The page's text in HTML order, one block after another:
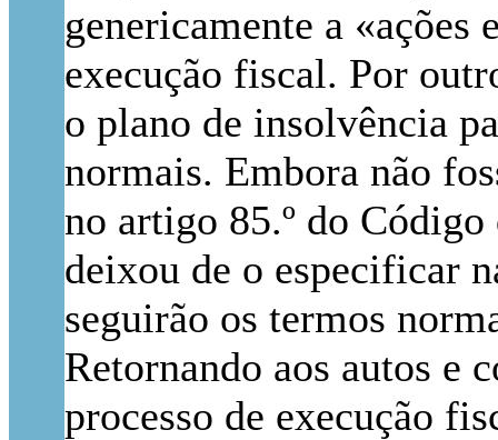
genericamente a «ações
execução fiscal. Por
o plano de insolvência
normais. Embora não
no artigo 85.º do
deixou de o especificar
seguirão os termos
Retornando aos autos e
processo de execução